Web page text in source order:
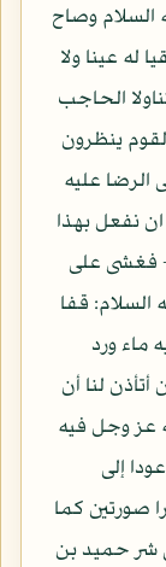
وصاح
له عينا ولا
الحاجب
وأكلاه ولحسا دمه ( 25 ) والقوم ينظرون
الرضا عليه
ان نفعل بهذا
- فغشى على
السلام: قفا
ماء ورد
لنا أن
عز وجل فيه
إلى
صورتين كما
شر حميد بن